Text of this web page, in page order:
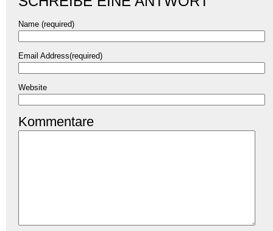
Name (required)
Email Address(required)
Website
Kommentare